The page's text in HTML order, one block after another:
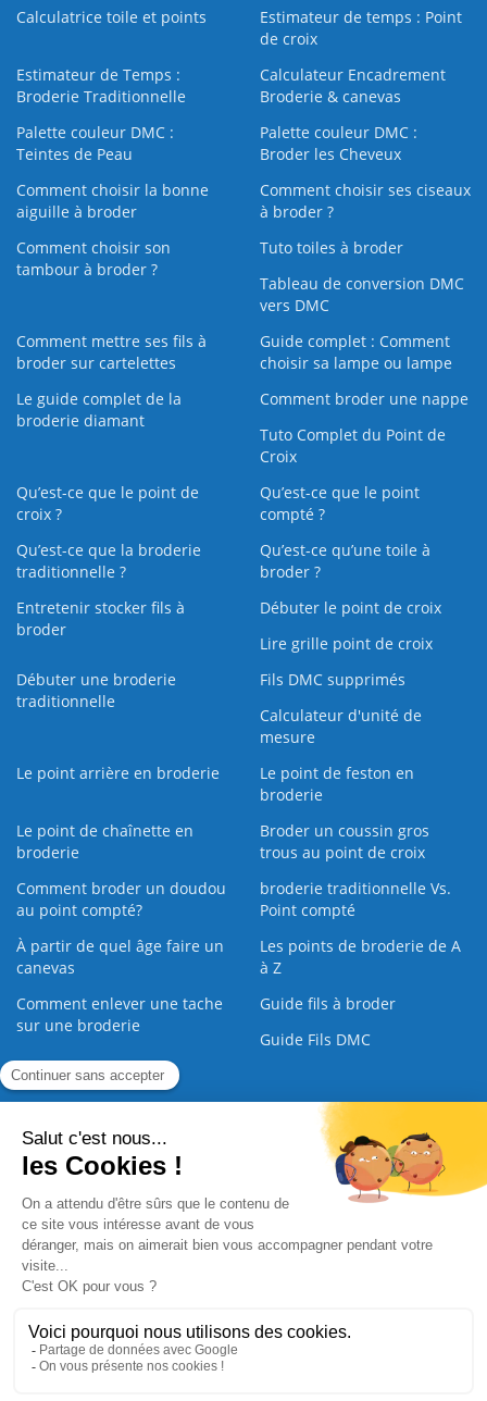
Calculatrice toile et points
Estimateur de temps : Point
de croix
Estimateur de Temps :
Broderie Traditionnelle
Calculateur Encadrement
Broderie & canevas
Palette couleur DMC :
Teintes de Peau
Palette couleur DMC :
Broder les Cheveux
Comment choisir la bonne
aiguille à broder
Comment choisir ses ciseaux
à broder ?
Comment choisir son
tambour à broder ?
Tuto toiles à broder
Tableau de conversion DMC
vers DMC
Comment mettre ses fils à
broder sur cartelettes
Guide complet : Comment
choisir sa lampe ou lampe
Le guide complet de la
broderie diamant
Comment broder une nappe
Tuto Complet du Point de
Croix
Qu’est-ce que le point de
croix ?
Qu’est-ce que le point
compté ?
Qu’est-ce que la broderie
traditionnelle ?
Qu’est‑ce qu’une toile à
broder ?
Entretenir stocker fils à
broder
Débuter le point de croix
Lire grille point de croix
Débuter une broderie
traditionnelle
Fils DMC supprimés
Calculateur d'unité de
mesure
Le point arrière en broderie
Le point de feston en
broderie
Le point de chaînette en
broderie
Broder un coussin gros
trous au point de croix
Comment broder un doudou
au point compté?
broderie traditionnelle Vs.
Point compté
À partir de quel âge faire un
canevas
Les points de broderie de A
à Z
Comment enlever une tache
sur une broderie
Guide fils à broder
Guide Fils DMC
Guide de la Broderie
Commande Papier Qui sommes nous Nous contacter |
Paiement sécurisé
2008 - 2026 © CreaMagic. ALL Rights Reserved.